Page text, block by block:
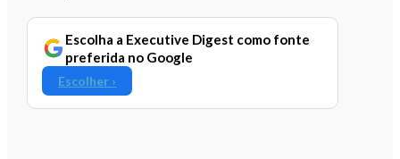
Escolha a Executive Digest como fonte
preferida no Google
Escolher ›